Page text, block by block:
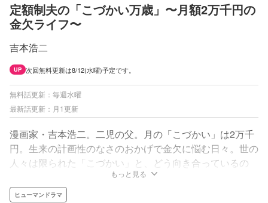
定額制夫の「こづかい万歳」〜月額2万千円の
金欠ライフ〜
吉本浩二
UP 次回無料更新は8/12(水曜)予定です。
無料話更新：毎週水曜
最新話更新：月1更新
漫画家・吉本浩二。二児の父。月の「こづかい」は2万千
円。生来の計画性のなさのおかげで金欠に悩む日々。世の
人々は限られた「こづかい」と、どう向き合っているの
か。これは、市井に潜む「定額制」の“こづかい超人”たち
のセコくて楽しい個性豊かなこづかいライフを紹介する、
もっと見る
ヒューマンドラマ